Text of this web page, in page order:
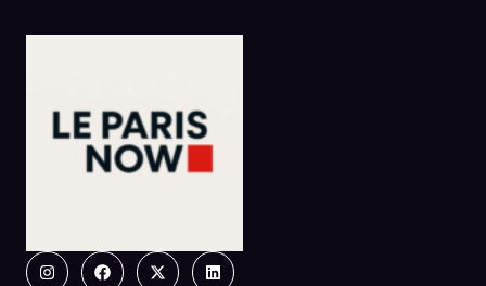
InstagramFacebook
X-
twitter
Linkedin